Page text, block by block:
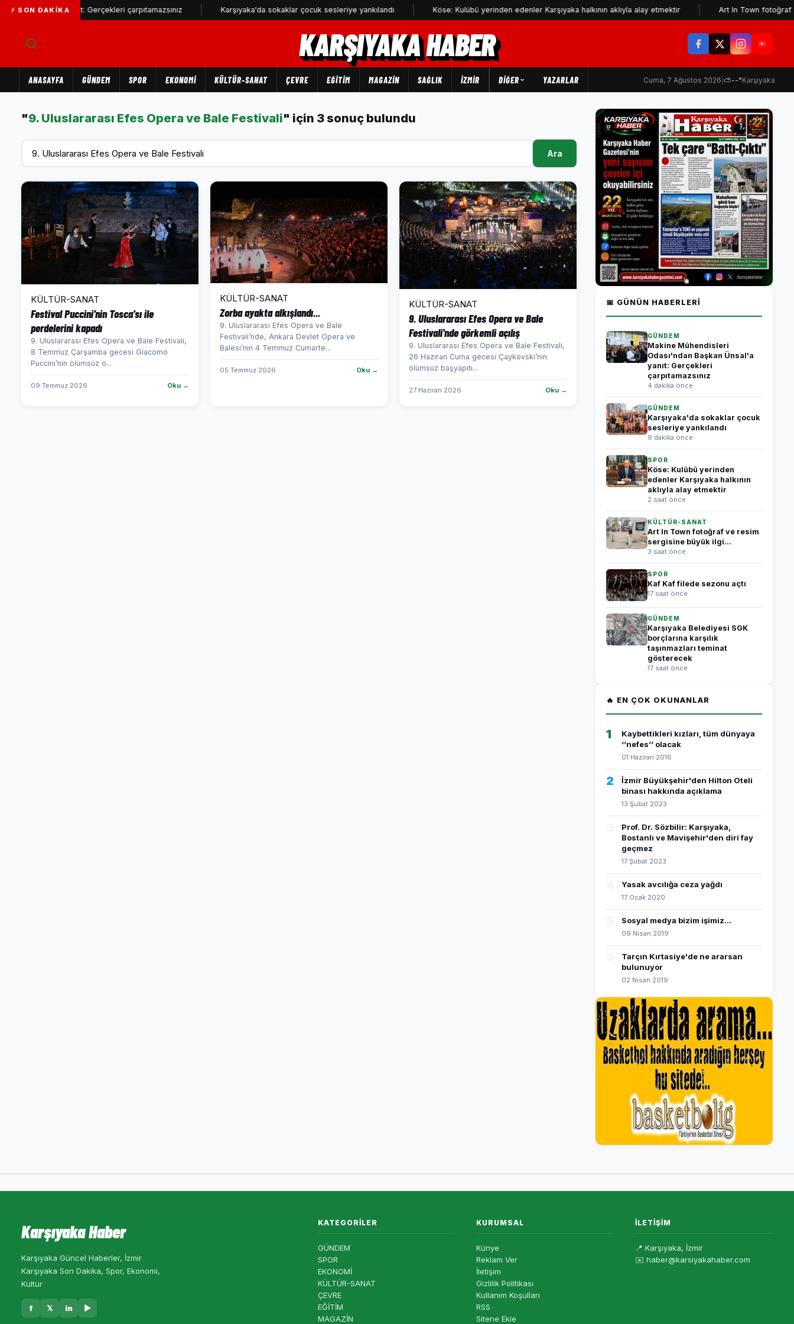
⚡ SON DAKIKA
Ünsal'a yanıt: Gerçekleri çarpıtamazsınız Karşıyaka'da sokaklar çocuk sesleriye yankılandı Köse: Kulübü yerinden edenler Karşıyaka halkının aklıyla alay etmektir Art In Town fotoğraf ve
KARŞIYAKA HABER
ANASAYFA GÜNDEM SPOR EKONOMİ KÜLTÜR-SANAT ÇEVRE EĞİTİM MAGAZİN SAĞLIK İZMİR DIĞER YAZARLAR Cuma, 7 Ağustos 2026 ⛅--°Karşıyaka
"9. Uluslararası Efes Opera ve Bale Festivali" için 3 sonuç bulundu
Ara
KÜLTÜR-SANAT
Festival Puccini’nin Tosca'sı ile
perdelerini kapadı
9. Uluslararası Efes Opera ve Bale Festivali,
8 Temmuz Çarşamba gecesi Giacomo
Puccini’nin ölümsüz o...
09 Temmuz 2026 Oku →
KÜLTÜR-SANAT
Zorba ayakta alkışlandı...
9. Uluslararası Efes Opera ve Bale
Festivali’nde, Ankara Devlet Opera ve
Balesi’nin 4 Temmuz Cumarte...
05 Temmuz 2026 Oku →
KÜLTÜR-SANAT
9. Uluslararası Efes Opera ve Bale
Festivali'nde görkemli açılış
9. Uluslararası Efes Opera ve Bale Festivali,
26 Haziran Cuma gecesi Çaykovski’nin
ölümsüz başyapıtı...
27 Haziran 2026 Oku →
📅 GÜNÜN HABERLERI
GÜNDEM
Makine Mühendisleri
Odası'ndan Başkan Ünsal'a
yanıt: Gerçekleri
çarpıtamazsınız
4 dakika önce
GÜNDEM
Karşıyaka'da sokaklar çocuk
sesleriye yankılandı
9 dakika önce
SPOR
Köse: Kulübü yerinden
edenler Karşıyaka halkının
aklıyla alay etmektir
2 saat önce
KÜLTÜR-SANAT
Art In Town fotoğraf ve resim
sergisine büyük ilgi...
3 saat önce
SPOR
Kaf Kaf filede sezonu açtı
17 saat önce
GÜNDEM
Karşıyaka Belediyesi SGK
borçlarına karşılık
taşınmazları teminat
gösterecek
17 saat önce
🔥 EN ÇOK OKUNANLAR
1
Kaybettikleri kızları, tüm dünyaya
‘’nefes’’ olacak
01 Haziran 2016
2
İzmir Büyükşehir'den Hilton Oteli
binası hakkında açıklama
13 Şubat 2023
Prof. Dr. Sözbilir: Karşıyaka,
Bostanlı ve Mavişehir'den diri fay
geçmez
17 Şubat 2023
Yasak avcılığa ceza yağdı
17 Ocak 2020
Sosyal medya bizim işimiz...
09 Nisan 2019
Tarçın Kırtasiye'de ne ararsan
bulunuyor
02 Nisan 2019
Karşıyaka Haber
Karşıyaka Güncel Haberler, İzmir
Karşıyaka Son Dakika, Spor, Ekonomi,
Kültür
f 𝕏 in ▶
KATEGORILER
GÜNDEM
SPOR
EKONOMİ
KÜLTÜR-SANAT
ÇEVRE
EĞİTİM
MAGAZİN
KURUMSAL
Künye
Reklam Ver
İletişim
Gizlilik Politikası
Kullanım Koşulları
RSS
Sitene Ekle
İLETIŞIM
📍 Karşıyaka, İzmir
✉️ haber@karsiyakahaber.com